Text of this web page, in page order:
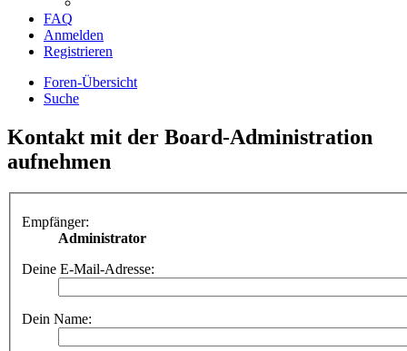
FAQ
Anmelden
Registrieren
Foren-Übersicht
Suche
Kontakt mit der Board-Administration
aufnehmen
Empfänger:
Administrator
Deine E-Mail-Adresse:
Dein Name: